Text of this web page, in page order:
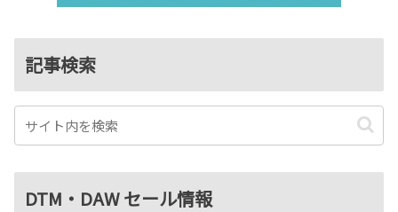
記事検索
DTM・DAW セール情報